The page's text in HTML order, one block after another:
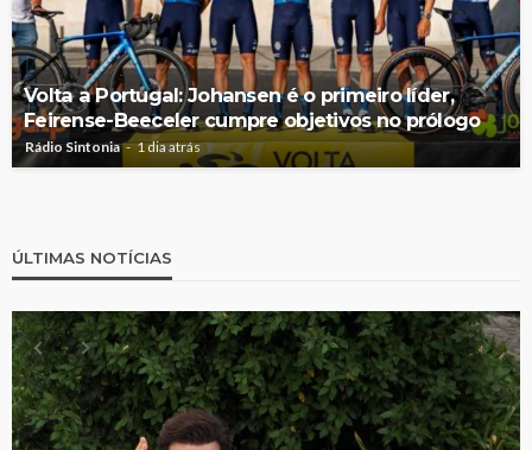
Volta a Portugal: Johansen é o primeiro líder,
Feirense-Beeceler cumpre objetivos no prólogo
Rádio Sintonia 1 dia atrás
ÚLTIMAS NOTÍCIAS